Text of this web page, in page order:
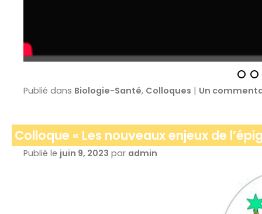
Publié dans Biologie-Santé, Colloques | Un
Colloque « Les nouveaux enjeux de
Publié le juin 9, 2023 par admin